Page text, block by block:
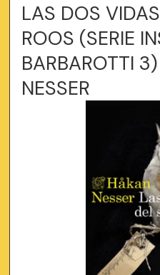
LAS DOS
ROOS (SERIE
BARBAROTTI
NESSER